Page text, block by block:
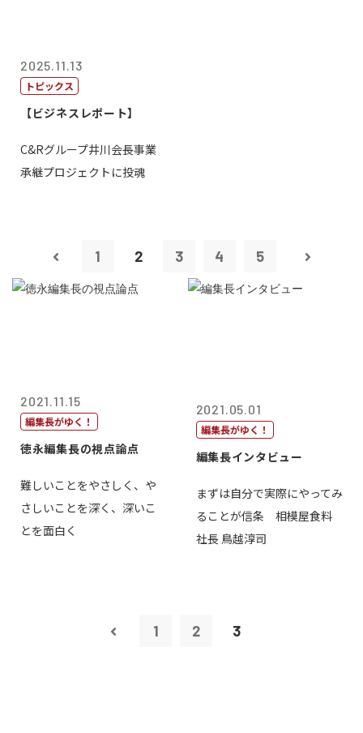
2025.11.13
トピックス
【ビジネスレポート】
C&Rグループ井川会長事業
承継プロジェクトに投魂
1 2 3 4 5
2021.11.15
編集長がゆく！
徳永編集長の視点論点
難しいことをやさしく、や
さしいことを深く、深いこ
とを面白く
2021.05.01
編集長がゆく！
編集長インタビュー
まずは自分で実際にやってみ
ることが信条 相模屋食料
社長 鳥越淳司
1 2 3